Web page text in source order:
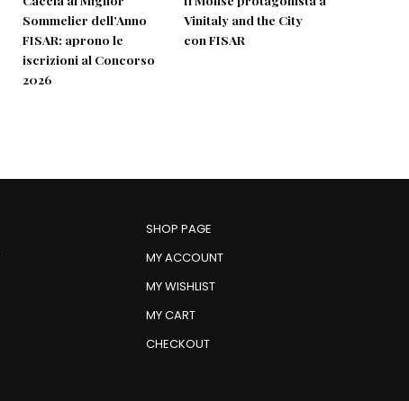
Sommelier dell’Anno
FISAR: aprono le
iscrizioni al Concorso
2026
Vinitaly and the City
con FISAR
SHOP PAGE
MY ACCOUNT
MY WISHLIST
MY CART
CHECKOUT